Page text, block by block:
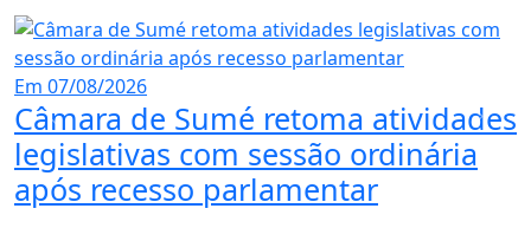
Em 07/08/2026
Câmara de Sumé retoma atividades
legislativas com sessão ordinária
após recesso parlamentar